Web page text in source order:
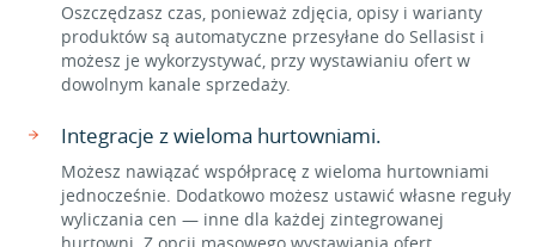
Oszczędzasz czas, ponieważ zdjęcia, opisy i warianty
produktów są automatyczne przesyłane do Sellasist i
możesz je wykorzystywać, przy wystawianiu ofert w
dowolnym kanale sprzedaży.
Integracje z wieloma hurtowniami.
Możesz nawiązać współpracę z wieloma hurtowniami
jednocześnie. Dodatkowo możesz ustawić własne reguły
wyliczania cen — inne dla każdej zintegrowanej